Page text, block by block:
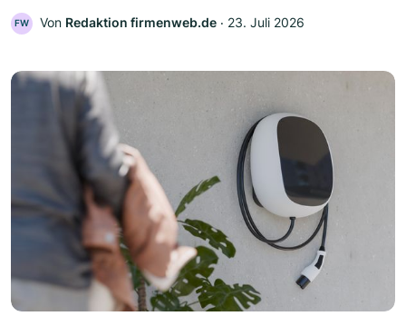
FW Von Redaktion firmenweb.de ‧ 23. Juli 2026